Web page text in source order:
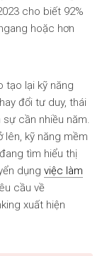
cho biết 92%
hoặc hơn
tạo lại kỹ năng
đổi tư duy, thái
cần nhiều năm.
kỹ năng mềm
tìm hiểu thị
dụng việc làm
cầu về
xuất hiện